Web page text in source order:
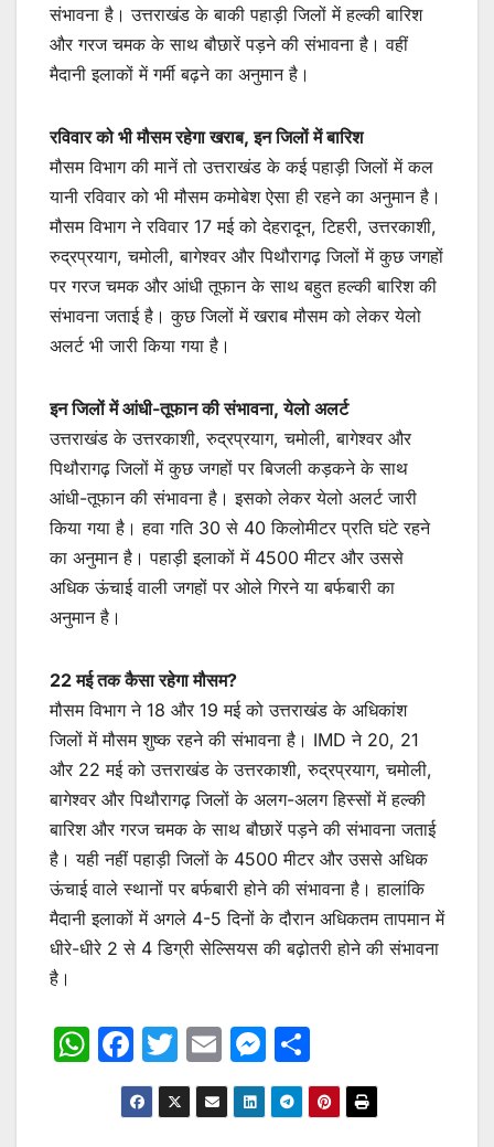
संभावना है। उत्तराखंड के बाकी पहाड़ी जिलों में हल्की बारिश
और गरज चमक के साथ बौछारें पड़ने की संभावना है। वहीं
मैदानी इलाकों में गर्मी बढ़ने का अनुमान है।
रविवार को भी मौसम रहेगा खराब, इन जिलों में बारिश
मौसम विभाग की मानें तो उत्तराखंड के कई पहाड़ी जिलों में कल
यानी रविवार को भी मौसम कमोबेश ऐसा ही रहने का अनुमान है।
मौसम विभाग ने रविवार 17 मई को देहरादून, टिहरी, उत्तरकाशी,
रुद्रप्रयाग, चमोली, बागेश्वर और पिथौरागढ़ जिलों में कुछ जगहों
पर गरज चमक और आंधी तूफान के साथ बहुत हल्की बारिश की
संभावना जताई है। कुछ जिलों में खराब मौसम को लेकर येलो
अलर्ट भी जारी किया गया है।
इन जिलों में आंधी-तूफान की संभावना, येलो अलर्ट
उत्तराखंड के उत्तरकाशी, रुद्रप्रयाग, चमोली, बागेश्वर और
पिथौरागढ़ जिलों में कुछ जगहों पर बिजली कड़कने के साथ
आंधी-तूफान की संभावना है। इसको लेकर येलो अलर्ट जारी
किया गया है। हवा गति 30 से 40 किलोमीटर प्रति घंटे रहने
का अनुमान है। पहाड़ी इलाकों में 4500 मीटर और उससे
अधिक ऊंचाई वाली जगहों पर ओले गिरने या बर्फबारी का
अनुमान है।
22 मई तक कैसा रहेगा मौसम?
मौसम विभाग ने 18 और 19 मई को उत्तराखंड के अधिकांश
जिलों में मौसम शुष्क रहने की संभावना है। IMD ने 20, 21
और 22 मई को उत्तराखंड के उत्तरकाशी, रुद्रप्रयाग, चमोली,
बागेश्वर और पिथौरागढ़ जिलों के अलग-अलग हिस्सों में हल्की
बारिश और गरज चमक के साथ बौछारें पड़ने की संभावना जताई
है। यही नहीं पहाड़ी जिलों के 4500 मीटर और उससे अधिक
ऊंचाई वाले स्थानों पर बर्फबारी होने की संभावना है। हालांकि
मैदानी इलाकों में अगले 4-5 दिनों के दौरान अधिकतम तापमान में
धीरे-धीरे 2 से 4 डिग्री सेल्सियस की बढ़ोतरी होने की संभावना
है।
W F
a
c
T
w
itt
E
m
ai
M
e
s
h
ar